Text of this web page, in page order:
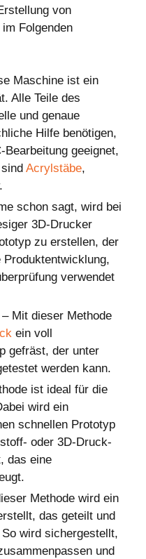
von
Folgenden
Maschine ist ein
Alle Teile des
und genaue
Hilfe benötigen,
geeignet,
Acrylstäbe,
schon sagt, wird bei
3D-Drucker
zu erstellen, der
verwendet
Mit dieser Methode
ein voll
gefräst, der unter
werden kann.
ist ideal für die
wird ein
schnellen Prototyp
oder 3D-Druck-
das eine
Methode wird ein
das geteilt und
wird sichergestellt,
und